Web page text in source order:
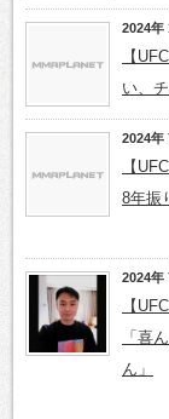
2024年
【
い、
2024年
【
8年振
2024年
【
「喜
ん」